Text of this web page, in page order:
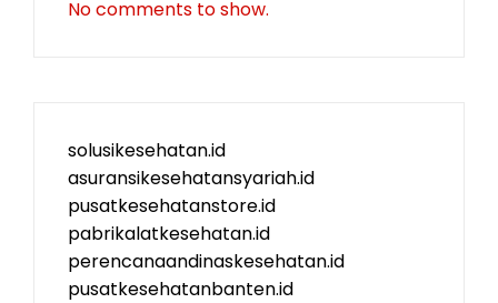
No comments to show.
solusikesehatan.id
asuransikesehatansyariah.id
pusatkesehatanstore.id
pabrikalatkesehatan.id
perencanaandinaskesehatan.id
pusatkesehatanbanten.id